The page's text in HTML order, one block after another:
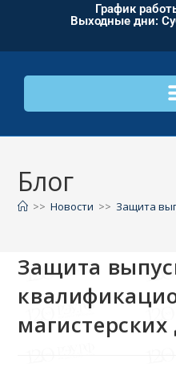
График
Выходные дни:
Блог
>> Новости >> Защита
Защита